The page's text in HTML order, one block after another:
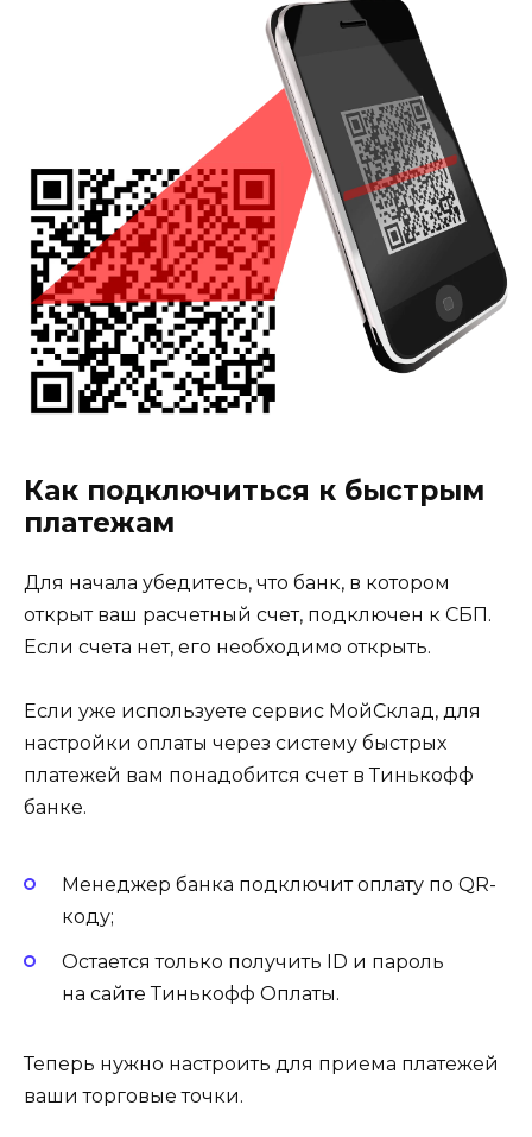
Как подключиться к быстрым
платежам
Для начала убедитесь, что банк, в котором
открыт ваш расчетный счет, подключен к СБП.
Если счета нет, его необходимо открыть.
Если уже используете сервис МойСклад, для
настройки оплаты через систему быстрых
платежей вам понадобится счет в Тинькофф
банке.
Менеджер банка подключит оплату по QR-
коду;
Остается только получить ID и пароль
на сайте Тинькофф Оплаты.
Теперь нужно настроить для приема платежей
ваши торговые точки.